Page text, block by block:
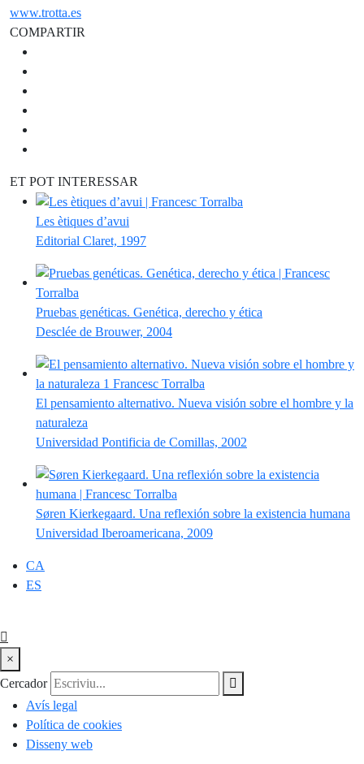
www.trotta.es
COMPARTIR
ET POT INTERESSAR
Les ètiques d’avui
Editorial Claret, 1997
Pruebas genéticas. Genética, derecho y ética
Desclée de Brouwer, 2004
El pensamiento alternativo. Nueva visión sobre el hombre y la
naturaleza
Universidad Pontificia de Comillas, 2002
Søren Kierkegaard. Una reflexión sobre la existencia humana
Universidad Iberoamericana, 2009
CA
ES
×
Cercador
Avís legal
Política de cookies
Disseny web